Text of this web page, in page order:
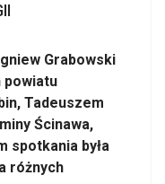
Grabowski
powiatu
Tadeuszem
Ścinawa,
spotkania była
różnych